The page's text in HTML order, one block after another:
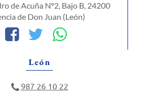
de Acuña Nº2, Bajo B, 24200
de Don Juan (León)
León
987 26 10 22